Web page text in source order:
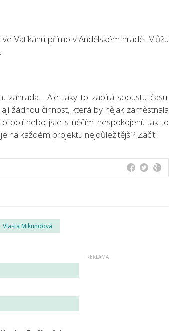
Vatikánu přímo v Andělském hradě. Můžu
zahrada… Ale taky to zabírá spoustu času.
žádnou činnost, která by nějak zaměstnala
bolí nebo jste s něčím nespokojení, tak to
na každém projektu nejdůležitější? Začít!
Vlasta Mikundová